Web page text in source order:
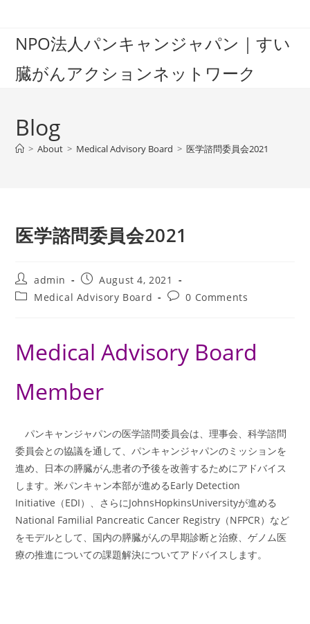
contentNPO法人パンキャンジャパン｜すい
臓がんアクションネットワーク
Blog
> About > Medical Advisory Board > 医学諮問委員会2021
医学諮問委員会2021
Post
author:
admin
Post
published:
August 4, 2021
PostMedical Advisory Board
Post0 Comments
Medical Advisory Board
Member
パンキャンジャパンの医学諮問委員会は、理事会、科学諮問
委員会との協議を通して、パンキャンジャパンのミッションを
進め、日本の膵臓がん患者の予後を改善するためにアドバイス
します。米パンキャン本部が進めるEarly Detection
Initiative（EDI）、さらにJohnsHopkinsUniversityが進める
National Familial Pancreatic Cancer Registry（NFPCR）など
をモデルとして、国内の膵臓がんの早期診断と治療、ゲノム医
療の推進についての課題解決についてアドバイスします。